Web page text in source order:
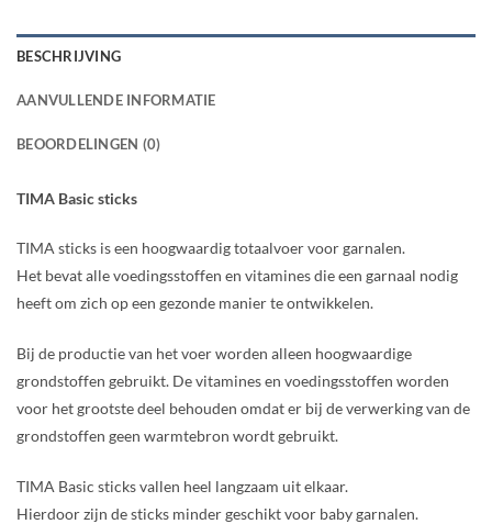
BESCHRIJVING
AANVULLENDE INFORMATIE
BEOORDELINGEN (0)
TIMA Basic sticks
TIMA sticks is een hoogwaardig totaalvoer voor garnalen.
Het bevat alle voedingsstoffen en vitamines die een garnaal nodig
heeft om zich op een gezonde manier te ontwikkelen.
Bij de productie van het voer worden alleen hoogwaardige
grondstoffen gebruikt. De vitamines en voedingsstoffen worden
voor het grootste deel behouden omdat er bij de verwerking van de
grondstoffen geen warmtebron wordt gebruikt.
TIMA Basic sticks vallen heel langzaam uit elkaar.
Hierdoor zijn de sticks minder geschikt voor baby garnalen.